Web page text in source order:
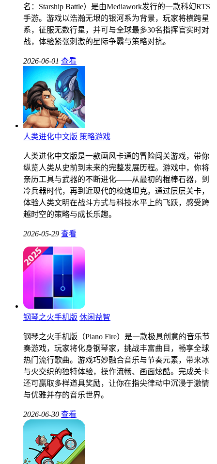
名：Starship Battle）是由Mediawork发行的一款科幻RTS
手游。游戏以浩瀚无垠的银河系为背景，玩家将横跨星
系，征服无数行星，并可与全球最多30名指挥官实时对
战，体验紧张刺激的星际争霸与策略对抗。
2026-06-01 查看
人类进化中文版 策略游戏
人类进化中文版是一款画风卡通的冒险闯关游戏，带你
纵览人类从史前到未来的完整发展历程。游戏中，你将
亲历工具与武器的不断进化——从最初的棍棒石器，到
冷兵器时代，再到近现代的枪炮坦克。通过层层关卡，
体验人类文明在战斗方式与科技水平上的飞跃，感受跨
越时空的策略与成长乐趣。
2026-05-29 查看
钢琴之火手机版 休闲益智
钢琴之火手机版（Piano Fire）是一款极具创意的音乐节
奏游戏，玩家将化身钢琴家，挑战丰富曲目，畅享全球
热门流行歌曲。游戏巧妙融合音乐与节奏元素，带来冰
与火交织的独特体验，操作流畅、画面炫酷。完成关卡
还可赢取多样道具奖励，让你在指尖律动中沉浸于激情
与优雅并存的音乐世界。
2026-06-30 查看